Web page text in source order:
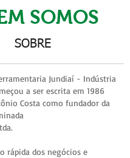
SOMOS
SOBRE
Jundiaí - Indústria
a ser escrita em 1986
Costa como fundador da
rápida dos negócios e